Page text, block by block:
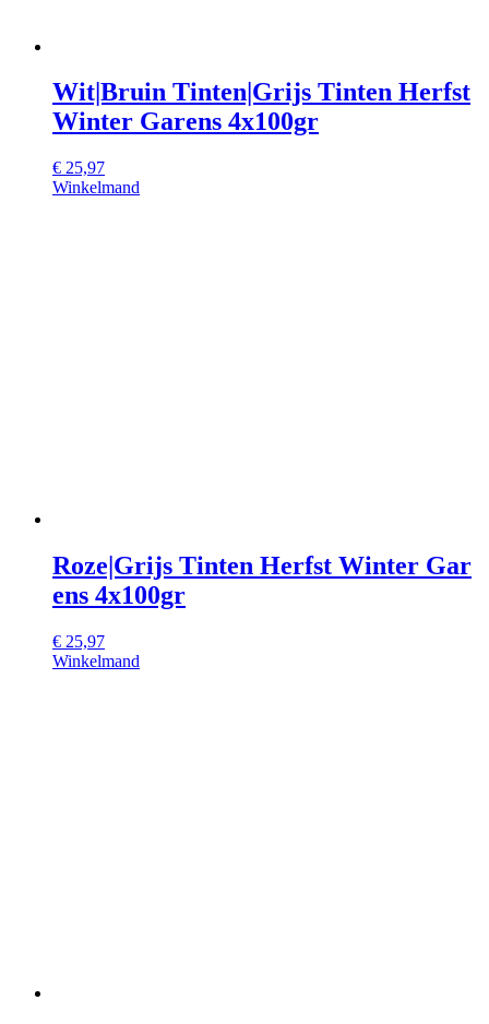
Wit|Bruin Tinten|Grijs Tinten Herfst
Winter Garens 4x100gr
€ 25,97
Winkelmand
Roze|Grijs Tinten Herfst Winter Gar
ens 4x100gr
€ 25,97
Winkelmand